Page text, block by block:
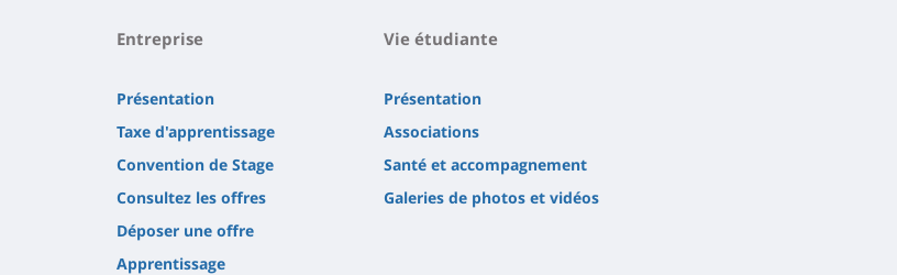
Entreprise
Présentation
Taxe d'apprentissage
Convention de Stage
Consultez les offres
Déposer une offre
Apprentissage
Vie étudiante
Présentation
Associations
Santé et accompagnement
Galeries de photos et vidéos